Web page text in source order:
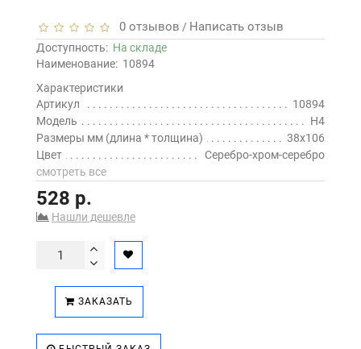
0 отзывов / Написать отзыв
Доступность: На складе
Наименование: 10894
Характеристики
Артикул
10894
Модель
H4
Размеры мм (длина * толщина)
38x106
Цвет
Серебро-хром-серебро
смотреть все
528 р.
Нашли дешевле
ЗАКАЗАТЬ